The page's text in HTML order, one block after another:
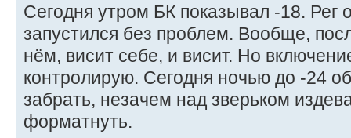
Сегодня утром БК показывал -18. Рег
запустился без проблем. Вообще,
нём, висит себе, и висит. Но
контролирую. Сегодня ночью до -24
забрать, незачем над зверьком
форматнуть.